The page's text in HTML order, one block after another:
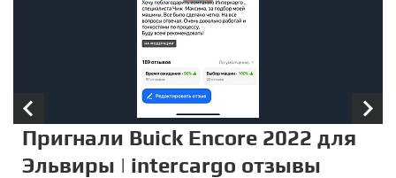
Пригнали Buick Encore 2022 для
Эльвиры | intercargo отзывы